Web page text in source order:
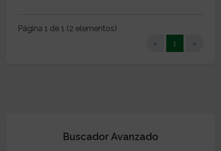
Página 1 de 1 (2 elementos)
«
1 (current)
»
Buscador Avanzado